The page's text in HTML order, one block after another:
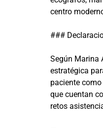
centro
###
Según Marina
estratégica
paciente
que cuentan
retos